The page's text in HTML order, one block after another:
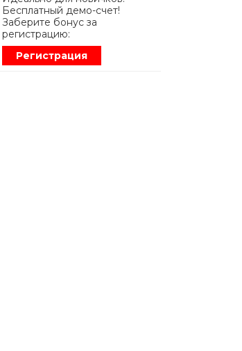
Бесплатный демо-счет!
Заберите бонус за
регистрацию:
Регистрация